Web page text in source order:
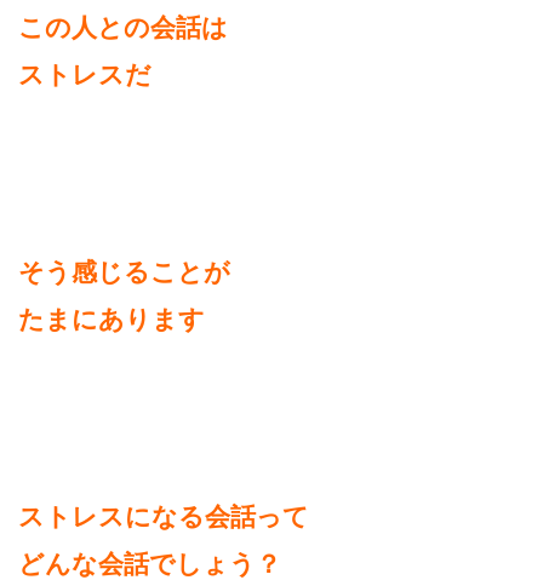
この人との会話は
ストレスだ
そう感じることが
たまにあります
ストレスになる会話って
どんな会話でしょう？